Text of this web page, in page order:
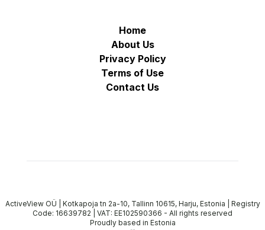
Home
About Us
Privacy Policy
Terms of Use
Contact Us
ActiveView OÜ | Kotkapoja tn 2a-10, Tallinn 10615, Harju, Estonia | Registry
Code: 16639782 | VAT: EE102590366 - All rights reserved
Proudly based in Estonia